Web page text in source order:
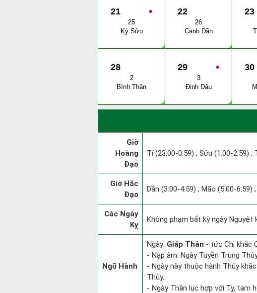
●
21
25
Kỷ Sửu
22
26
Canh Dần
23
28
2
Bính Thân
●
29
3
Đinh Dậu
30
Giờ
Hoàng
Đạo
Tí (23:00-0:59) ; Sửu (1:00-2:59) ;
Giờ Hắc
Đạo
Dần (3:00-4:59) ; Mão (5:00-6:59)
Các Ngày
Kỵ
Không phạm bất kỳ ngày Nguyệt
Ngũ Hành
Ngày: Giáp Thân - tức Chi khắc
- Nạp âm: Ngày Tuyền Trung
- Ngày này thuộc hành Thủy
Thủy.
- Ngày Thân lục hợp với Tỵ, tam